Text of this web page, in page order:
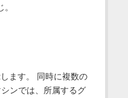
ます。 同時に複数の
ンでは、所属するグ